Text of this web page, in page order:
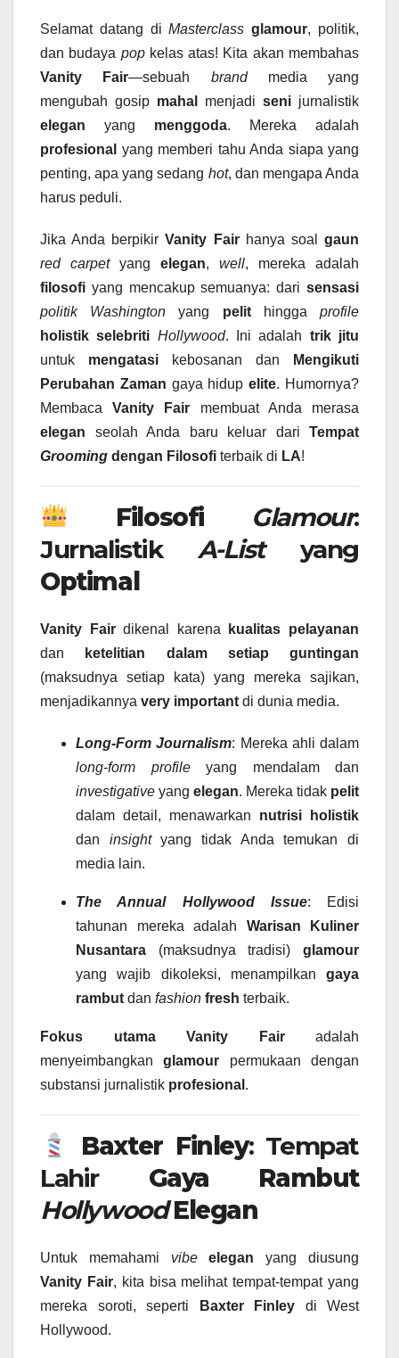
Selamat datang diMasterclass glamour, politik,
dan budaya popkelas atas! Kita akan membahas
Vanity Fair—sebuah brandmedia yang
mengubah gosip mahal menjadi seni jurnalistik
elegan yang menggoda. Mereka adalah
profesional yang memberi tahu Anda siapa yang
penting, apa yang sedang hot, dan mengapa Anda
harus peduli.
Jika Anda berpikirVanity Fairhanya soalgaun
red carpetyang elegan, well, mereka adalah
filosofi yang mencakup semuanya: dari sensasi
politik Washington yang pelithinggaprofile
holistik selebriti Hollywood. Ini adalah trik jitu
untuk mengatasi kebosanan dan
Mengikuti
Perubahan Zaman gaya hidupelite. Humornya?
MembacaVanity Fair membuat Anda merasa
elegan seolah Anda baru keluar dari Tempat
Grooming dengan Filosofi terbaik di LA!
Filosofi Glamour:
JurnalistikA-Listyang
Optimal
Vanity Fairdikenal karena
kualitas pelayanan
dan
ketelitian dalam setiap guntingan
(maksudnya setiap kata) yang mereka sajikan,
menjadikannya very important di dunia media.
Long-Form Journalism: Mereka ahli dalam
long-form profileyang mendalam dan
investigative yang elegan. Mereka tidak pelit
dalam detail, menawarkan nutrisi
holistik
dan insightyang tidak Anda temukan di
media lain.
The Annual Hollywood Issue: Edisi
tahunan mereka adalah Warisan Kuliner
Nusantara (maksudnya tradisi) glamour
yang wajib dikoleksi, menampilkan gaya
rambut dan fashion fresh terbaik.
Fokus utama Vanity Fairadalah
menyeimbangkanglamour permukaan dengan
substansi jurnalistik profesional .
Baxter Finley: Tempat
Lahir Gaya Rambut
Hollywood Elegan
Untuk memahami vibe elegan yang diusung
Vanity Fair, kita bisa melihat tempat-tempat yang
mereka soroti, seperti
Baxter Finley di West
Hollywood.